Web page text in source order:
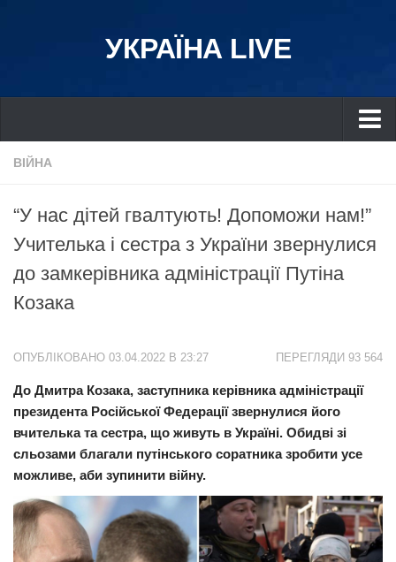
УКРАЇНА LIVE
Україна
Дніпро
Львів
Івано-Франківськ
Харків
Одеса
Схід
Прикарпаття
Економіка
Політика
Світ
Цікаво
ВІЙНА
“У нас дітей гвалтують! Допоможи нам!”
Учителька і сестра з України звернулися
до замкерівника адміністрації Путіна
Козака
ПЕРЕГЛЯДИ 93 564
ОПУБЛІКОВАНО 03.04.2022 В 23:27
До Дмитра Козака, заступника керівника адміністрації
президента Російської Федерації звернулися його
вчителька та сестра, що живуть в Україні. Обидві зі
сльозами благали путінського соратника зробити усе
можливе, аби зупинити війну.